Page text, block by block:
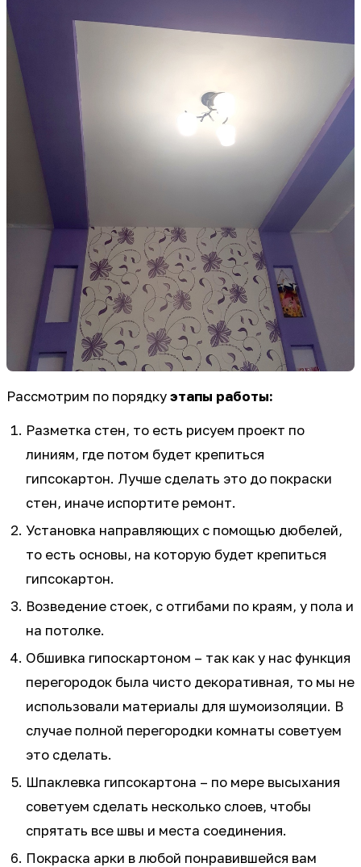
Рассмотрим по порядку этапы работы:
Разметка стен, то есть рисуем проект по
линиям, где потом будет крепиться
гипсокартон. Лучше сделать это до покраски
стен, иначе испортите ремонт.
Установка направляющих с помощью дюбелей,
то есть основы, на которую будет крепиться
гипсокартон.
Возведение стоек, с отгибами по краям, у пола и
на потолке.
Обшивка гипоскартоном – так как у нас функция
перегородок была чисто декоративная, то мы не
использовали материалы для шумоизоляции. В
случае полной перегородки комнаты советуем
это сделать.
Шпаклевка гипсокартона – по мере высыхания
советуем сделать несколько слоев, чтобы
спрятать все швы и места соединения.
Покраска арки в любой понравившейся вам